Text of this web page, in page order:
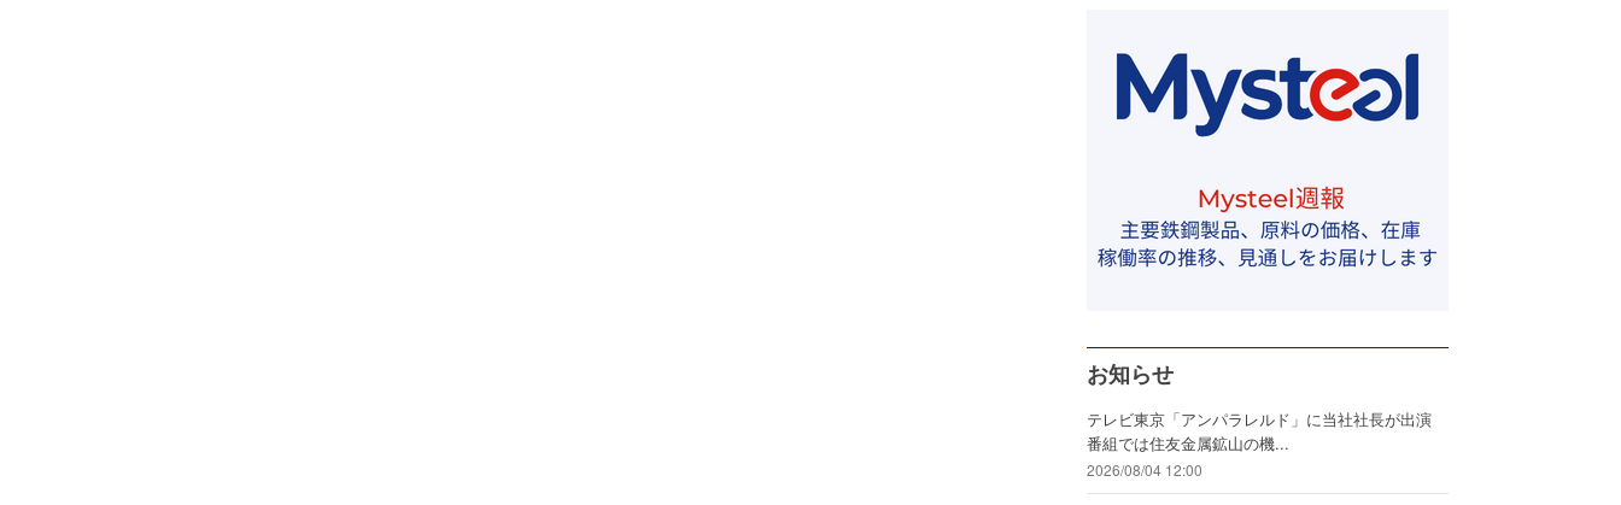
お知らせ
テレビ東京「アンパラレルド」に当社社長が出演
番組では住友金属鉱山の機...
2026/08/04 12:00